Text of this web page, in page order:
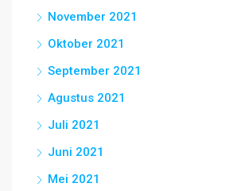
November 2021
Oktober 2021
September 2021
Agustus 2021
Juli 2021
Juni 2021
Mei 2021